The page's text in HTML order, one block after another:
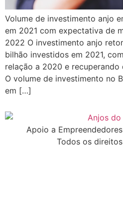
Volume de investimento anjo
em 2021 com expectativa de
2022 O investimento anjo
bilhão investidos em 2021,
relação a 2020 e
O volume de investimento no
em […]
Apoio a
Todos os